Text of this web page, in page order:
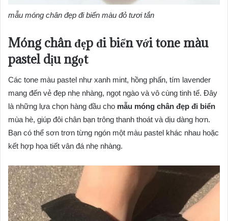
mẫu móng chân đẹp đi biển màu đỏ tươi tắn
Móng chân đẹp đi biển với tone màu
pastel dịu ngọt
Các tone màu pastel như xanh mint, hồng phấn, tím lavender
mang đến vẻ đẹp nhẹ nhàng, ngọt ngào và vô cùng tinh tế. Đây
là những lựa chọn hàng đầu cho mẫu móng chân đẹp đi biển
mùa hè, giúp đôi chân bạn trông thanh thoát và dịu dàng hơn.
Bạn có thể sơn trơn từng ngón một màu pastel khác nhau hoặc
kết hợp họa tiết vân đá nhẹ nhàng.